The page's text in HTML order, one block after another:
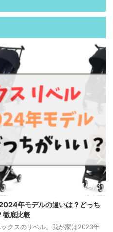
ス) DEEBOT X1 OMNI/X2
を比較
ルンバという方はまだまだ多いと思